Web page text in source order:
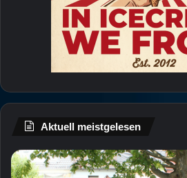
Aktuell meistgelesen